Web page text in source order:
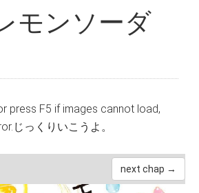
モンソーダ
press F5 if images cannot load,
じっくりいこうよ。
next chap →